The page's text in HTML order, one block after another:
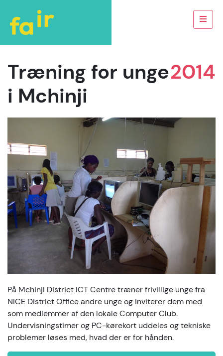
2014
Træning for unge
i Mchinji
På Mchinji District ICT Centre træner frivillige unge fra
NICE District Office andre unge og inviterer dem med
som medlemmer af den lokale Computer Club.
Undervisningstimer og PC-kørekort uddeles og tekniske
problemer løses med, hvad der er for hånden.